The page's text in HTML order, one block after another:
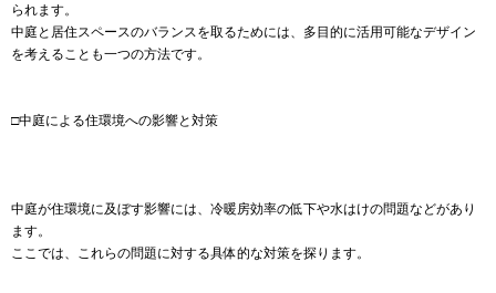
られます。
中庭と居住スペースのバランスを取るためには、多目的に活用可能なデザイン
を考えることも一つの方法です。
□中庭による住環境への影響と対策
中庭が住環境に及ぼす影響には、冷暖房効率の低下や水はけの問題などがあり
ます。
ここでは、これらの問題に対する具体的な対策を探ります。